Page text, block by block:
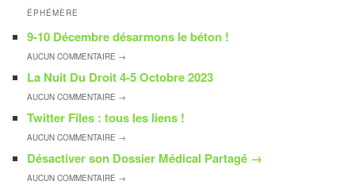
ÉPHÉMÈRE
9-10 Décembre désarmons le béton !
AUCUNCOMMENTAIRE →
La Nuit Du Droit 4-5 Octobre 2023
AUCUNCOMMENTAIRE →
Twitter Files : tous les liens !
AUCUNCOMMENTAIRE →
Désactiver son Dossier Médical Partagé →
AUCUNCOMMENTAIRE →